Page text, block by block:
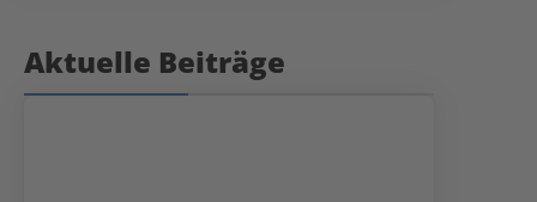
Aktuelle Beiträge